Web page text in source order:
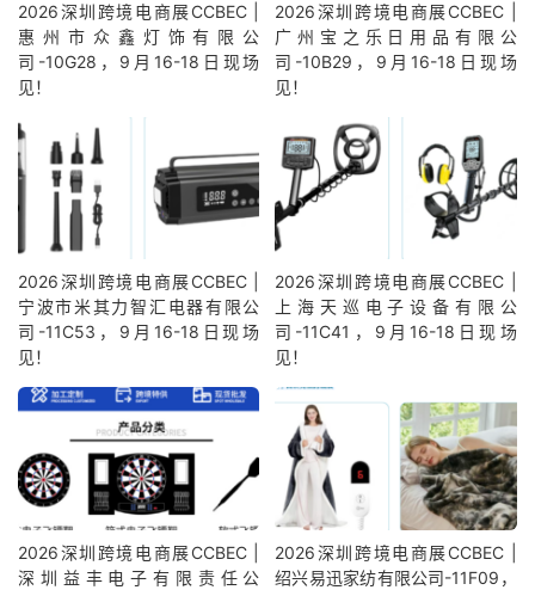
2026深圳跨境电商展CCBEC |
惠州市众鑫灯饰有限公
司-10G28，9月16-18日现场
见！
2026深圳跨境电商展CCBEC |
广州宝之乐日用品有限公
司-10B29，9月16-18日现场
见！
2026深圳跨境电商展CCBEC |
宁波市米其力智汇电器有限公
司-11C53，9月16-18日现场
见！
2026深圳跨境电商展CCBEC |
上海天巡电子设备有限公
司-11C41，9月16-18日现场
见！
2026深圳跨境电商展CCBEC |
深圳益丰电子有限责任公
2026深圳跨境电商展CCBEC |
绍兴易迅家纺有限公司-11F09，